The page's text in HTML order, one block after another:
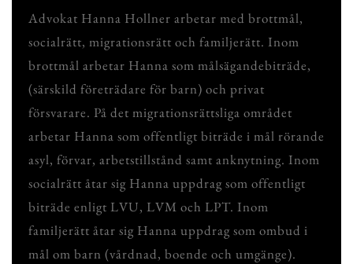
Advokat Hanna Hollner arbetar med brottmål,
socialrätt, migrationsrätt och familjerätt. Inom
brottmål arbetar Hanna som målsägandebiträde,
(särskild företrädare för barn) och privat
försvarare. På det migrationsrättsliga området
arbetar Hanna som offentligt biträde i mål rörande
asyl, förvar, arbetstillstånd samt anknytning. Inom
socialrätt åtar sig Hanna uppdrag som offentligt
biträde enligt LVU, LVM och LPT. Inom
familjerätt åtar sig Hanna uppdrag som ombud i
mål om barn (vårdnad, boende och umgänge).